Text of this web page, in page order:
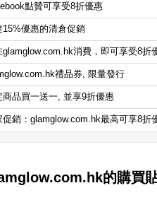
點贊可享受8折優惠
15%優惠的清倉促銷
glamglow.com.hk消費，即可享受8折
禮品券, 限量發行
商品買一送一, 並享9折優惠
促銷：glamglow.com.hk最高可享8折
的購買